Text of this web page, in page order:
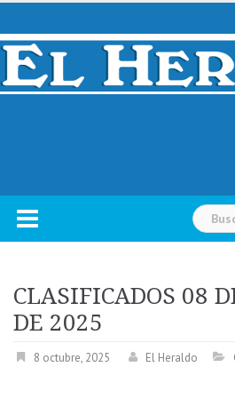
Skip
content
Buscar:
CLASIFICADOS 08
DE 2025
8 octubre, 2025 El Heraldo